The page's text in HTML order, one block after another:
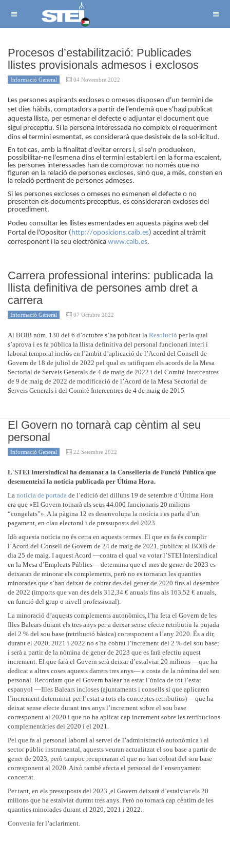
Procesos d’estabilització: Publicades
llistes provisionals admesos i exclosos
Informació General 04 Novembre 2022
Les persones aspirants excloses o omeses disposen d'un termini de
set dies hàbils, comptadors a partir de l'endemà que s'hagi publicat
aquesta llista, per esmenar el defecte o adjuntar el document que
sigui preceptiu. Si la persona interessada no compleix el requeriment
dins el termini esmentat, es considerarà que desisteix de la sol·licitud.
En tot cas, amb la finalitat d'evitar errors i, si se'n produeixen,
possibilitar-ne l'esmena dins el termini establert i en la forma escaient,
les persones interessades han de comprovar no només que no
figuren en la relació de persones excloses, sinó que, a més, consten en
la relació pertinent de persones admeses.
Si les persones excloses o omeses no esmenen el defecte o no
presenten els documents preceptius, es consideraran excloses del
procediment.
Podeu consultar les llistes esmentades en aquesta pàgina web del
Portal de l'Opositor (http://oposicions.caib.es) accedint al tràmit
corresponent i la seu electrònica www.caib.es.
Carrera professional interins: publicada la
llista definitiva de persones amb dret a
carrera
Informació General 07 Octubre 2022
Al BOIB núm. 130 del 6 d’octubre s’ha publicat la Resolució per la qual
s’aprova i es fa pública la llista definitiva del personal funcionari interí i
laboral temporal inclòs en l’àmbit d’aplicació de l’Acord del Consell de
Govern de 18 de juliol de 2022 pel qual es ratifiquen els acords de la Mesa
Sectorial de Serveis Generals de 4 de maig de 2022 i del Comitè Intercentres
de 9 de maig de 2022 de modificació de l’Acord de la Mesa Sectorial de
Serveis Generals i del Comitè Intercentres de 4 de maig de 2015
El Govern no tornarà cap cèntim al seu
personal
Informació General 22 Setembre 2022
L'STEI Intersindical ha demanat a la Conselleria de Funció Pública que
desementeixi la notícia publicada per Última Hora.
La notícia de portada de l’edició del dilluns 19 de setembre d’Última Hora
era que «El Govern tornarà als seus 44.000 funcionaris 20 milions
“congelats”». A la pàgina 12 es desenvolupa la notícia i es parla d’un
pagament, en clau electoral i de pressuposts del 2023.
Idò aquesta notícia no és certa en aquests termes. El que es fa és complir
l’Acord del Consell de Govern de 24 de maig de 2021, publicat al BOIB de
dia 25 de maig. I aquest Acord —contra el qual va votar l’STEI Intersindical
en la Mesa d’Empleats Públics— determina que el mes de gener de 2023 es
deixaran de minorar els complements, però no es tornaran les quanties
minorades que s’han deixat de cobrar des del gener de 2020 fins al desembre
de 2022 (imports que van des dels 312,34 € anuals fins als 163,52 € anuals,
en funció del grup o nivell professional).
La minoració d’aquests complements autonòmics, l’ha feta el Govern de les
Illes Balears durant els tres anys per a deixar sense efecte retributiu la pujada
del 2 % del sou base (retribució bàsica) corresponent a l’any 2020. És a dir,
durant el 2020, 2021 i 2022 no s’ha cobrat l’increment del 2 % del sou base;
i serà a partir de la nòmina de gener de 2023 que es farà efectiu aquest
increment. El que farà el Govern serà deixar d’estalviar 20 milions —que ha
dedicat a altres coses aquests darrers tres anys— a costa de la nòmina del seu
personal. Recordam que el Govern balear ha estat l’única de tot l’estat
espanyol —Illes Balears incloses (ajuntaments i consells sí que aplicaren
l’increment determinat per l’estat a tots els conceptes retributius)— que ha
deixat sense efecte durant tres anys l’increment sobre el sou base
corresponent al 2020 i que no ha aplicat cap increment sobre les retribucions
complementàries del 2020 i el 2021.
Pel que fa al personal laboral al servei de l’administració autonòmica i al
sector públic instrumental, aquests veuran actualitzat el sou base a partir de
gener de 2023, però tampoc recuperaran el que no han cobrat del sou base
corresponent al 2020. Això també afecta el personal de l’ensenyament
concertat.
Per tant, en els pressuposts del 2023 ,el Govern deixarà d’estalviar els 20
milions que ha estalviat durant tres anys. Però no tornarà cap cèntim de les
quanties minorades durant el 2020, 2021 i 2022.
Convenia fer l’aclariment.